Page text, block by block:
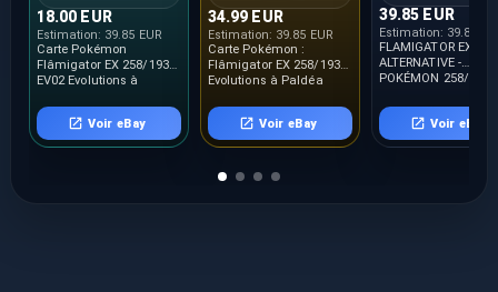
18.00 EUR
Estimation: 39.85 EUR
Carte Pokémon
Flâmigator EX 258/193
EV02 Evolutions à
Voir eBay
34.99 EUR
Estimation: 39.85 EUR
Carte Pokémon :
Flâmigator EX 258/193
Evolutions à Paldéa
Voir eBay
39.85 EUR
Estimation: 39.85
FLAMIGATOR EX
ALTERNATIVE -
POKÉMON 258/193
NEUF FR
Voir eBay